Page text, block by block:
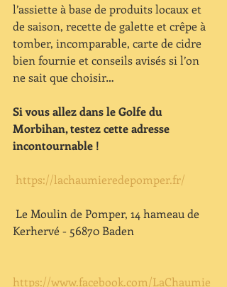
l’assiette à base de produits locaux et
de saison, recette de galette et crêpe à
tomber, incomparable, carte de cidre
bien fournie et conseils avisés si l’on
ne sait que choisir…
Si vous allez dans le Golfe du
Morbihan, testez cette adresse
incontournable !
https://lachaumieredepomper.fr/
Kerhervé - 56870 Baden
https://www.facebook.com/LaChaumie